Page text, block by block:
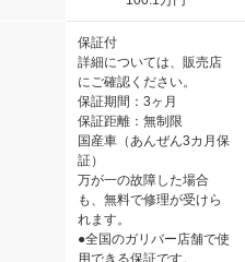
保証付
詳細については、販売店
にご確認ください。
保証期間：3ヶ月
保証距離：無制限
国産車（あんぜん3カ月保
証）
万が一の故障した場合
も、無料で修理が受けら
れます。
●全国のガリバー店舗で使
用できる保証です。